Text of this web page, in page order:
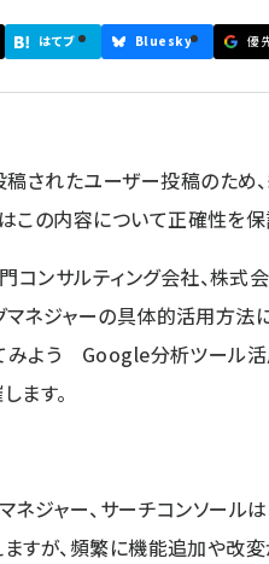
はてブ Bluesky 優
されたユーザー投稿のため
この内容について正確性を保
コンサルティング会社、株式
マネジャーの具体的活用方法
みよう Google分析ツール活
ます。
マネジャー、サーチコンソー
すが、頻繁に機能追加や改